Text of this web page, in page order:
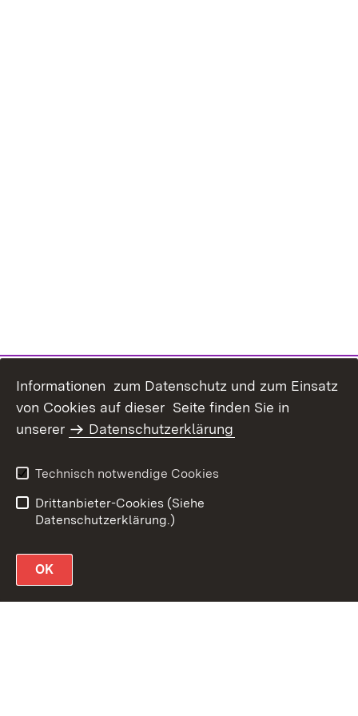
Informationen zum Datenschutz und zum Einsatz
von Cookies auf dieser Seite finden Sie in
unserer
Datenschutzerklärung
Technisch notwendige Cookies
Drittanbieter-Cookies (Siehe
Datenschutzerklärung.)
OK